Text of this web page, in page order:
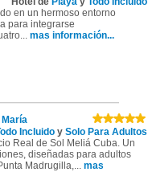
en un hermoso entorno
para integrarse
mas información...
Incluidoy Solo Para Adultos
Real de Sol Meliá Cuba. Un
diseñadas para adultos
Madrugilla,... mas